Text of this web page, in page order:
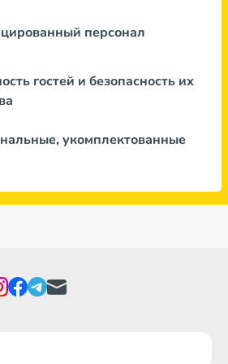
персонал
гостей и безопасность их
укомплектованные